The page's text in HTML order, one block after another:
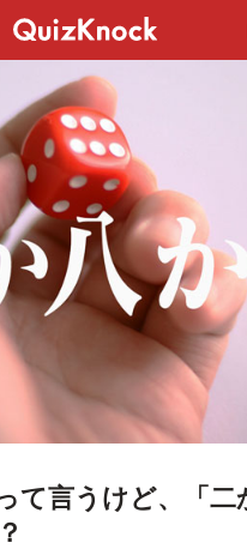
て言うけど、「二